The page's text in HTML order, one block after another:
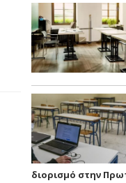
διορισμό στην